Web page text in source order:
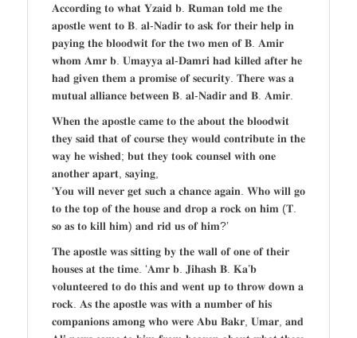
𝐀𝐜𝐜𝐨𝐫𝐝𝐢𝐧𝐠 𝐭𝐨 𝐰𝐡𝐚𝐭 𝐘𝐳𝐚𝐢𝐝 𝐛. 𝐑𝐮𝐦𝐚𝐧 𝐭𝐨𝐥𝐝 𝐦𝐞 𝐭𝐡𝐞
𝐚𝐩𝐨𝐬𝐭𝐥𝐞 𝐰𝐞𝐧𝐭 𝐭𝐨 𝐁. 𝐚𝐥-𝐍𝐚𝐝𝐢𝐫 𝐭𝐨 𝐚𝐬𝐤 𝐟𝐨𝐫 𝐭𝐡𝐞𝐢𝐫 𝐡𝐞𝐥𝐩 𝐢𝐧
𝐩𝐚𝐲𝐢𝐧𝐠 𝐭𝐡𝐞 𝐛𝐥𝐨𝐨𝐝𝐰𝐢𝐭 𝐟𝐨𝐫 𝐭𝐡𝐞 𝐭𝐰𝐨 𝐦𝐞𝐧 𝐨𝐟 𝐁. 𝐀𝐦𝐢𝐫
𝐰𝐡𝐨𝐦 𝐀𝐦𝐫 𝐛. 𝐔𝐦𝐚𝐲𝐲𝐚 𝐚𝐥-𝐃𝐚𝐦𝐫𝐢 𝐡𝐚𝐝 𝐤𝐢𝐥𝐥𝐞𝐝 𝐚𝐟𝐭𝐞𝐫 𝐡𝐞
𝐡𝐚𝐝 𝐠𝐢𝐯𝐞𝐧 𝐭𝐡𝐞𝐦 𝐚 𝐩𝐫𝐨𝐦𝐢𝐬𝐞 𝐨𝐟 𝐬𝐞𝐜𝐮𝐫𝐢𝐭𝐲. 𝐓𝐡𝐞𝐫𝐞 𝐰𝐚𝐬 𝐚
𝐦𝐮𝐭𝐮𝐚𝐥 𝐚𝐥𝐥𝐢𝐚𝐧𝐜𝐞 𝐛𝐞𝐭𝐰𝐞𝐞𝐧 𝐁. 𝐚𝐥-𝐍𝐚𝐝𝐢𝐫 𝐚𝐧𝐝 𝐁. 𝐀𝐦𝐢𝐫.
𝐖𝐡𝐞𝐧 𝐭𝐡𝐞 𝐚𝐩𝐨𝐬𝐭𝐥𝐞 𝐜𝐚𝐦𝐞 𝐭𝐨 𝐭𝐡𝐞 𝐚𝐛𝐨𝐮𝐭 𝐭𝐡𝐞 𝐛𝐥𝐨𝐨𝐝𝐰𝐢𝐭
𝐭𝐡𝐞𝐲 𝐬𝐚𝐢𝐝 𝐭𝐡𝐚𝐭 𝐨𝐟 𝐜𝐨𝐮𝐫𝐬𝐞 𝐭𝐡𝐞𝐲 𝐰𝐨𝐮𝐥𝐝 𝐜𝐨𝐧𝐭𝐫𝐢𝐛𝐮𝐭𝐞 𝐢𝐧 𝐭𝐡𝐞
𝐰𝐚𝐲 𝐡𝐞 𝐰𝐢𝐬𝐡𝐞𝐝; 𝐛𝐮𝐭 𝐭𝐡𝐞𝐲 𝐭𝐨𝐨𝐤 𝐜𝐨𝐮𝐧𝐬𝐞𝐥 𝐰𝐢𝐭𝐡 𝐨𝐧𝐞
𝐚𝐧𝐨𝐭𝐡𝐞𝐫 𝐚𝐩𝐚𝐫𝐭, 𝐬𝐚𝐲𝐢𝐧𝐠,
‘𝐘𝐨𝐮 𝐰𝐢𝐥𝐥 𝐧𝐞𝐯𝐞𝐫 𝐠𝐞𝐭 𝐬𝐮𝐜𝐡 𝐚 𝐜𝐡𝐚𝐧𝐜𝐞 𝐚𝐠𝐚𝐢𝐧. 𝐖𝐡𝐨 𝐰𝐢𝐥𝐥 𝐠𝐨
𝐭𝐨 𝐭𝐡𝐞 𝐭𝐨𝐩 𝐨𝐟 𝐭𝐡𝐞 𝐡𝐨𝐮𝐬𝐞 𝐚𝐧𝐝 𝐝𝐫𝐨𝐩 𝐚 𝐫𝐨𝐜𝐤 𝐨𝐧 𝐡𝐢𝐦 (𝐓.
𝐬𝐨 𝐚𝐬 𝐭𝐨 𝐤𝐢𝐥𝐥 𝐡𝐢𝐦) 𝐚𝐧𝐝 𝐫𝐢𝐝 𝐮𝐬 𝐨𝐟 𝐡𝐢𝐦?’
𝐓𝐡𝐞 𝐚𝐩𝐨𝐬𝐭𝐥𝐞 𝐰𝐚𝐬 𝐬𝐢𝐭𝐭𝐢𝐧𝐠 𝐛𝐲 𝐭𝐡𝐞 𝐰𝐚𝐥𝐥 𝐨𝐟 𝐨𝐧𝐞 𝐨𝐟 𝐭𝐡𝐞𝐢𝐫
𝐡𝐨𝐮𝐬𝐞𝐬 𝐚𝐭 𝐭𝐡𝐞 𝐭𝐢𝐦𝐞. ‘𝐀𝐦𝐫 𝐛. 𝐉𝐢𝐡𝐚𝐬𝐡 𝐁. 𝐊𝐚’𝐛
𝐯𝐨𝐥𝐮𝐧𝐭𝐞𝐞𝐫𝐞𝐝 𝐭𝐨 𝐝𝐨 𝐭𝐡𝐢𝐬 𝐚𝐧𝐝 𝐰𝐞𝐧𝐭 𝐮𝐩 𝐭𝐨 𝐭𝐡𝐫𝐨𝐰 𝐝𝐨𝐰𝐧 𝐚
𝐫𝐨𝐜𝐤. 𝐀𝐬 𝐭𝐡𝐞 𝐚𝐩𝐨𝐬𝐭𝐥𝐞 𝐰𝐚𝐬 𝐰𝐢𝐭𝐡 𝐚 𝐧𝐮𝐦𝐛𝐞𝐫 𝐨𝐟 𝐡𝐢𝐬
𝐜𝐨𝐦𝐩𝐚𝐧𝐢𝐨𝐧𝐬 𝐚𝐦𝐨𝐧𝐠 𝐰𝐡𝐨 𝐰𝐞𝐫𝐞 𝐀𝐛𝐮 𝐁𝐚𝐤𝐫, 𝐔𝐦𝐚𝐫, 𝐚𝐧𝐝